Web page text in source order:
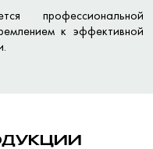
профессиональной
к эффективной